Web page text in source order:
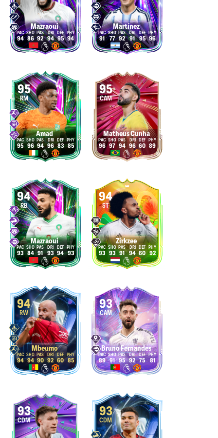
Mazraoui
94 86 92 94 95 94
Martínez
91 77 92 91 95 96
95
RM
Amad
95 96 94 96 83 85
95
CAM
Matheus Cunha
96 97 94 96 60 89
94
RB
Mazraoui
93 84 91 93 94 93
94
ST
Zirkzee
93 93 91 94 60 92
94
RW
Mbeumo
94 94 90 92 60 85
93
CAM
Bruno Fernandes
89 91 95 92 75 81
93
CDM
93
CDM